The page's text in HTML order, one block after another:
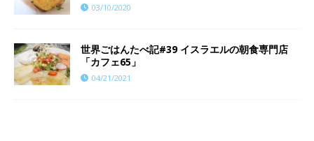
03/10/2020
世界ごはんたべ記#39 イスラエルの朝食専門店
「カフェ65」
04/21/2021